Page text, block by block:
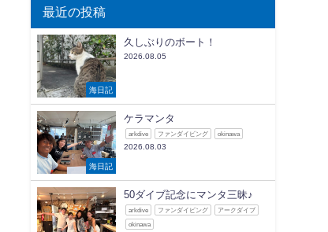
最近の投稿
海日記
久しぶりのボート！
2026.08.05
海日記
ケラマンタ
arkdive ファンダイビング okinawa
2026.08.03
50ダイブ記念にマンタ三昧♪
arkdive ファンダイビング アークダイブ
okinawa